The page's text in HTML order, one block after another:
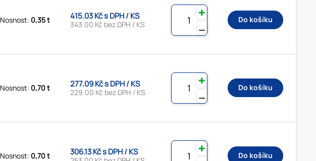
Nosnost: 0,35 t 415.03 Kč s DPH / KS
343.00 Kč bez DPH / KS ⚊
✚
Do košíku
Nosnost: 0,70 t 277.09 Kč s DPH / KS
229.00 Kč bez DPH / KS ⚊
✚
Do košíku
Nosnost: 0,70 t 306.13 Kč s DPH / KS ✚
Do košíku